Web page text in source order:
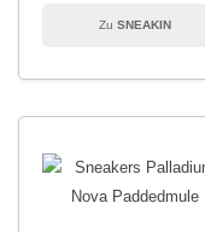
SNEAKIN